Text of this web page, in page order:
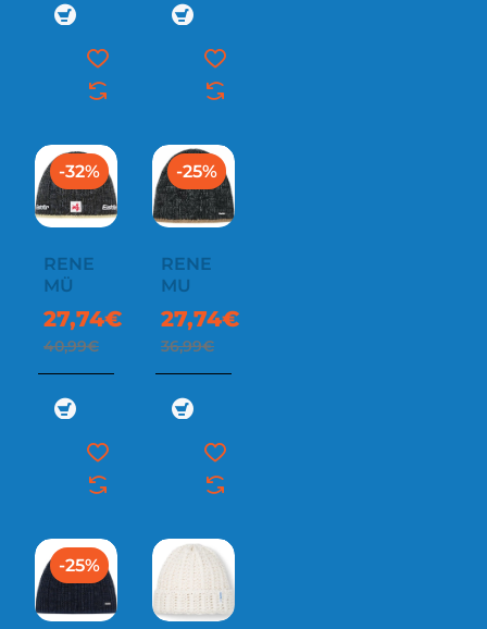
-32%
RENE
MÜ
27,74€
40,99€
-25%
RENE
MU
27,74€
36,99€
-25%